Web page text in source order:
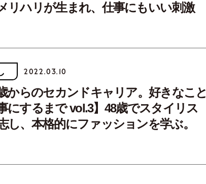
リハリが生まれ、仕事にもいい刺激
2022.03.10
歳からのセカンドキャリア。好きなこと
にするまで vol.3】48歳でスタイリス
し、本格的にファッションを学ぶ。